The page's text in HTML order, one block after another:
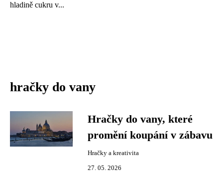
hladině cukru v...
hračky do vany
Hračky do vany, které
promění koupání v zábavu
Hračky a kreativita
27. 05. 2026